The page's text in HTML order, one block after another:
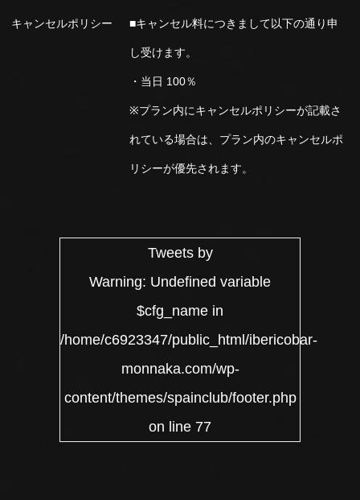
キャンセルポリシー ■キャンセル料につきまして以下の通り申
し受けます。
・当日 100％
※プラン内にキャンセルポリシーが記載さ
れている場合は、プラン内のキャンセルポ
リシーが優先されます。
Tweets by
Warning: Undefined variable
$cfg_name in
/home/c6923347/public_html/ibericobar-
monnaka.com/wp-
content/themes/spainclub/footer.php
on line 77